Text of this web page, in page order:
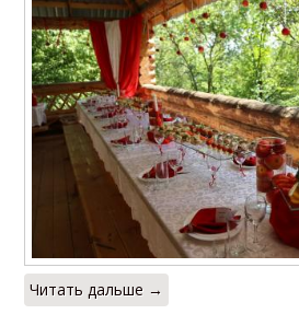
Читать дальше →